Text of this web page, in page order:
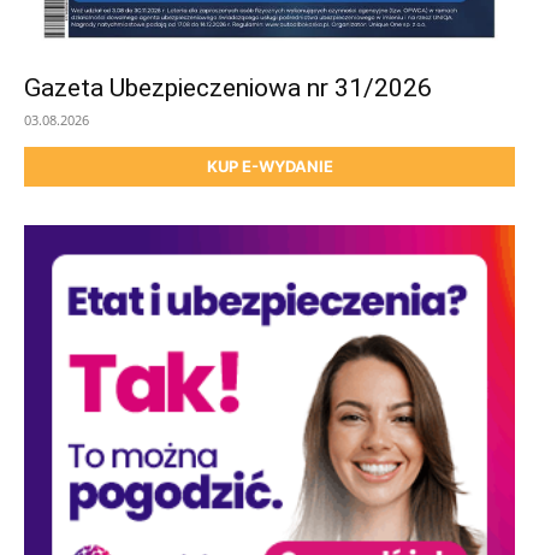
Gazeta Ubezpieczeniowa nr 31/2026
03.08.2026
KUP E-WYDANIE